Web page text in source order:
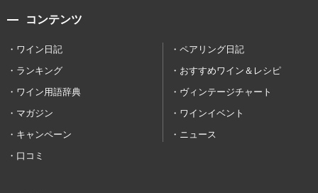
コンテンツ
ワイン日記
ペアリング日記
ランキング
おすすめワイン＆レシピ
ワイン用語辞典
ヴィンテージチャート
マガジン
ワインイベント
キャンペーン
ニュース
口コミ